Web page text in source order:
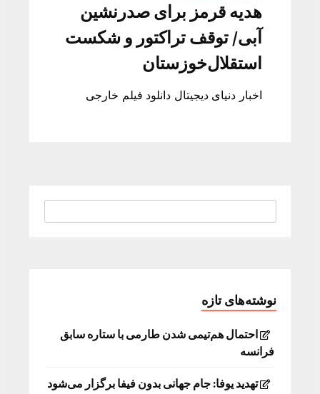
هدیه قرمز برای صدرنشین
آبی/ توقف تراکتور و شکست
استقلال‌خوزستان
اخبار دنیای دیجیتال دانلود فیلم خارجی
نوشته‌های تازه
احتمال هم‌تیمی شدن طارمی با ستاره سابق
فرانسه
تهدید یوفا: جام جهانی بدون فیفا برگزار می‌شود